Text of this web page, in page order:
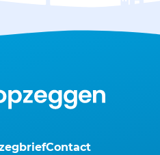
Contact